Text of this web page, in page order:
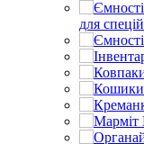
для спецій